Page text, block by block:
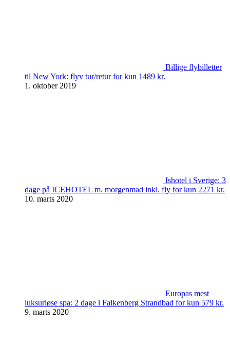
Billige flybilletter
til New York: flyv tur/retur for kun 1489 kr.
1. oktober 2019
Ishotel i Sverige: 3
dage på ICEHOTEL m. morgenmad inkl. fly for kun 2271 kr.
10. marts 2020
Europas mest
luksuriøse spa: 2 dage i Falkenberg Strandbad for kun 579 kr.
9. marts 2020